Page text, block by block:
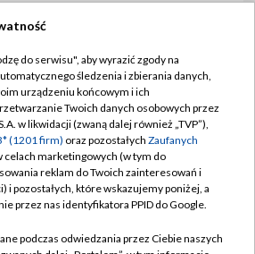
TVP
Abonament TVP
Sklep TVP
Biuro Reklamy
Oferta Handlowa
Regulamin TVP
prywatności
Moje zgody
Biuro reklamy
do serwisu", aby wyrazić zgody na
śledzenia i zbierania danych,
urządzeniu końcowym i ich
Twoich danych osobowych przez
w likwidacji (zwaną dalej również „TVP”),
(1201 firm) oraz pozostałych Zaufanych
celach marketingowych (w tym do
reklam do Twoich zainteresowań i
i pozostałych, które wskazujemy poniżej, a
przez nas identyfikatora PPID do Google.
podczas odwiedzania przez Ciebie naszych